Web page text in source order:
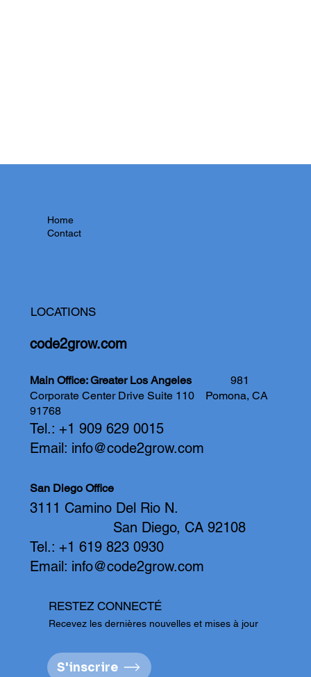
Home
Contact
LOCATIONS
code2grow.com
Main Office: Greater Los Angeles 981
Corporate Center Drive Suite 110 Pomona, CA
91768
Tel.: +1 909 629 0015
Email: info@code2grow.com
San Diego Office
3111 Camino Del Rio N.
San Diego, CA 92108
Tel.: +1 619 823 0930
Email: info@code2grow.com
RESTEZ CONNECTÉ
Recevez les dernières nouvelles et mises à jour
S'inscrire